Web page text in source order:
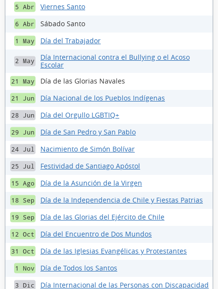
5 Abr Viernes Santo
6 Abr Sábado Santo
1 May Día del Trabajador
2 May
Día Internacional contra el Bullying o el Acoso
Escolar
21 May Día de las Glorias Navales
21 Jun Día Nacional de los Pueblos Indígenas
28 Jun Día del Orgullo LGBTIQ+
29 Jun Día de San Pedro y San Pablo
24 Jul Nacimiento de Simón Bolívar
25 Jul Festividad de Santiago Apóstol
15 Ago Día de la Asunción de la Virgen
18 Sep Día de la Independencia de Chile y Fiestas Patrias
19 Sep Día de las Glorias del Ejército de Chile
12 Oct Día del Encuentro de Dos Mundos
31 Oct Día de las Iglesias Evangélicas y Protestantes
1 Nov Día de Todos los Santos
3 Dic Día Internacional de las Personas con Discapacidad